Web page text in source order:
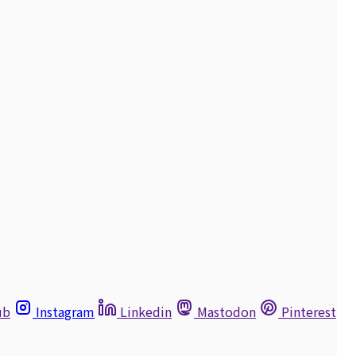
Instagram Linkedin Mastodon Pinterest